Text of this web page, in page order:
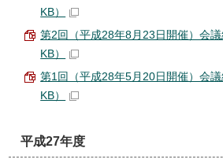
KB）
第2回（平成28年8月23日開催）会
KB）
第1回（平成28年5月20日開催）会
KB）
平成27年度